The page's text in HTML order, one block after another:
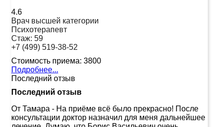
4.6
Врач высшей категории
Психотерапевт
Стаж: 59
+7 (499) 519-38-52
Стоимость приема: 3800
Подробнее...
Последний отзыв
Последний отзыв
От Тамара - На приёме всё было прекрасно! После
консультации доктор назначил для меня дальнейшее